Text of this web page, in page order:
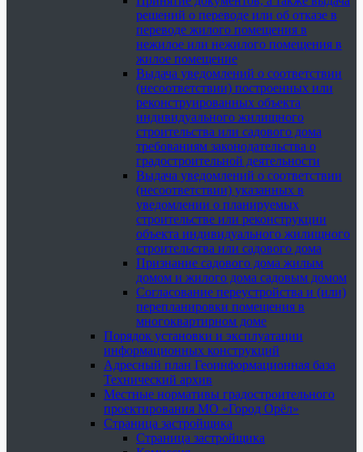
решений о переводе или об отказе в
переводе жилого помещения в
нежилое или нежилого помещения в
жилое помещение
Выдача уведомлений о соответствии
(несоответствии) построенных или
реконструированных объекта
индивидуального жилищного
строительства или садового дома
требованиям законодательства о
градостроительной деятельности
Выдача уведомлений о соответствии
(несоответствии) указанных в
уведомлении о планируемых
строительстве или реконструкции
объекта индивидуального жилищного
строительства или садового дома
Признание садового дома жилым
домом и жилого дома садовым домом
Согласование переустройства и (или)
перепланировки помещения в
многоквартирном доме
Порядок установки и эксплуатации
информационных конструкций
Адресный план Геоинформационная база
Технический архив
Местные нормативы градостроительного
проектирования МО «Город Орёл»
Страница застройщика
Страница застройщика